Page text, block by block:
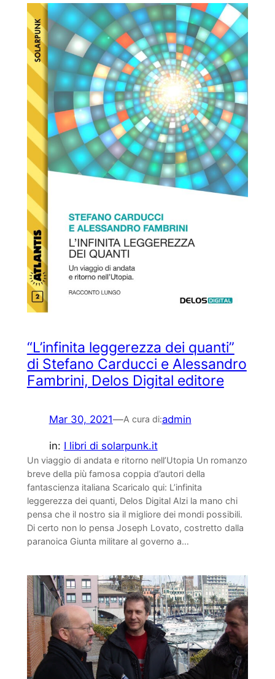
“L’infinita leggerezza dei quanti”
di Stefano Carducci e Alessandro
Fambrini, Delos Digital editore
Mar 30, 2021—A cura di:admin
in: I libri di solarpunk.it
Un viaggio di andata e ritorno nell’Utopia Un romanzo
breve della più famosa coppia d’autori della
fantascienza italiana Scaricalo qui: L’infinita
leggerezza dei quanti, Delos Digital Alzi la mano chi
pensa che il nostro sia il migliore dei mondi possibili.
Di certo non lo pensa Joseph Lovato, costretto dalla
paranoica Giunta militare al governo a…